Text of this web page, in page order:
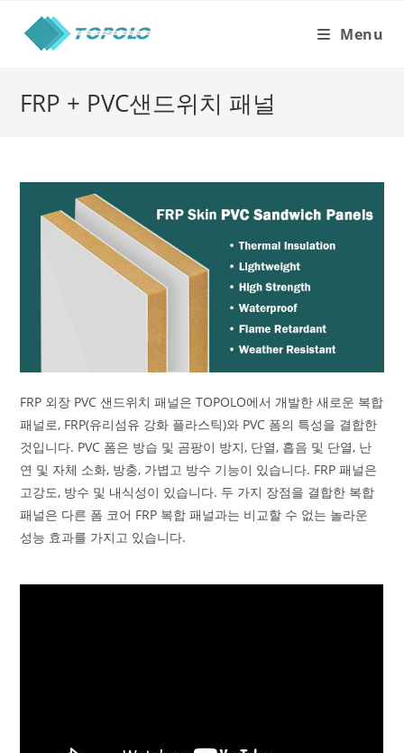
content
Menu
FRP + PVC샌드위치 패널
FRP 외장 PVC 샌드위치 패널은 TOPOLO에서 개발한 새로운 복합
패널로, FRP(유리섬유 강화 플라스틱)와 PVC 폼의 특성을 결합한
것입니다. PVC 폼은 방습 및 곰팡이 방지, 단열, 흡음 및 단열, 난
연 및 자체 소화, 방충, 가볍고 방수 기능이 있습니다. FRP 패널은
고강도, 방수 및 내식성이 있습니다. 두 가지 장점을 결합한 복합
패널은 다른 폼 코어 FRP 복합 패널과는 비교할 수 없는 놀라운
성능 효과를 가지고 있습니다.